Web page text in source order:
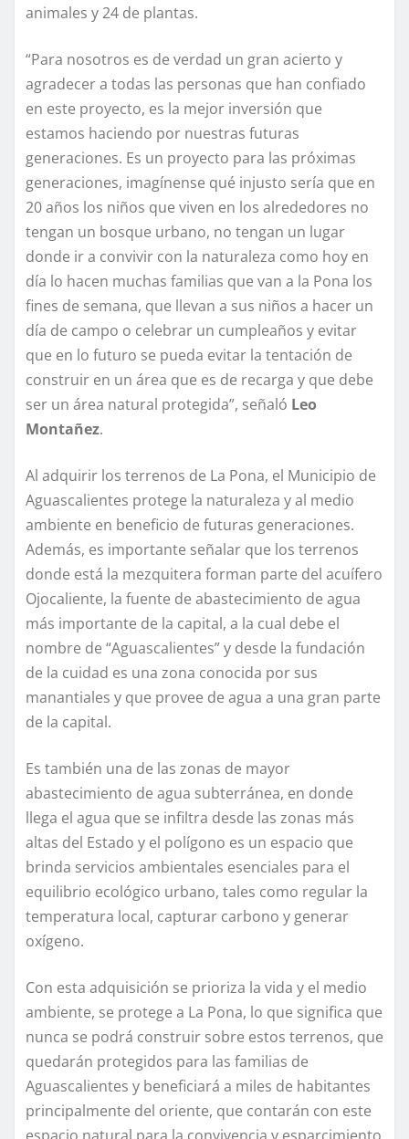
animales y 24 de plantas.
“Para nosotros es de verdad un gran acierto y
agradecer a todas las personas que han confiado
en este proyecto, es la mejor inversión que
estamos haciendo por nuestras futuras
generaciones. Es un proyecto para las próximas
generaciones, imagínense qué injusto sería que en
20 años los niños que viven en los alrededores no
tengan un bosque urbano, no tengan un lugar
donde ir a convivir con la naturaleza como hoy en
día lo hacen muchas familias que van a la Pona los
fines de semana, que llevan a sus niños a hacer un
día de campo o celebrar un cumpleaños y evitar
que en lo futuro se pueda evitar la tentación de
construir en un área que es de recarga y que debe
ser un área natural protegida”, señaló Leo
Montañez.
Al adquirir los terrenos de La Pona, el Municipio de
Aguascalientes protege la naturaleza y al medio
ambiente en beneficio de futuras generaciones.
Además, es importante señalar que los terrenos
donde está la mezquitera forman parte del acuífero
Ojocaliente, la fuente de abastecimiento de agua
más importante de la capital, a la cual debe el
nombre de “Aguascalientes” y desde la fundación
de la cuidad es una zona conocida por sus
manantiales y que provee de agua a una gran parte
de la capital.
Es también una de las zonas de mayor
abastecimiento de agua subterránea, en donde
llega el agua que se infiltra desde las zonas más
altas del Estado y el polígono es un espacio que
brinda servicios ambientales esenciales para el
equilibrio ecológico urbano, tales como regular la
temperatura local, capturar carbono y generar
oxígeno.
Con esta adquisición se prioriza la vida y el medio
ambiente, se protege a La Pona, lo que significa que
nunca se podrá construir sobre estos terrenos, que
quedarán protegidos para las familias de
Aguascalientes y beneficiará a miles de habitantes
principalmente del oriente, que contarán con este